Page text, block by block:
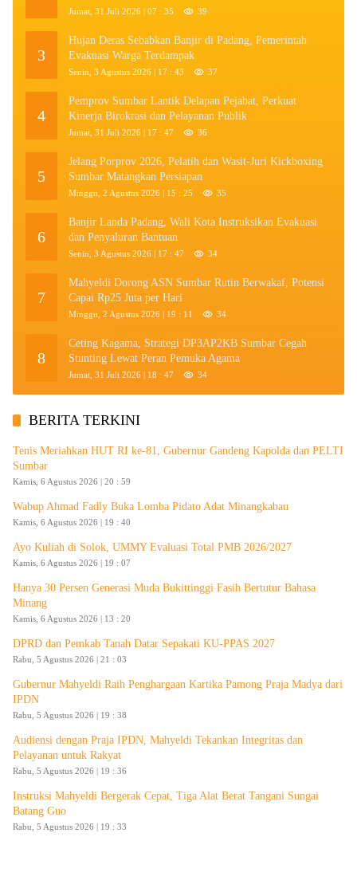
Jumat, 31 Juli 2026 | 07 : 35 39
3
Hujan Deras Sebabkan Banjir di Padang, Pemerintah
Evakuasi Warga Terdampak
Senin, 3 Agustus 2026 | 17 : 43 37
4
Pemprov Sumbar Lantik Delapan Pejabat, Perkuat
Kinerja Birokrasi dan Pelayanan Publik
Jumat, 31 Juli 2026 | 17 : 47 36
5
Jelang Porprov 2026, Pelatih dan Wasit-Juri Kickboxing
Sumbar Matangkan Persiapan
Minggu, 2 Agustus 2026 | 15 : 25 35
6
Banjir Landa Padang, Wali Kota Instruksikan Evakuasi
dan Penyaluran Bantuan
Senin, 3 Agustus 2026 | 17 : 47 34
7
Mahyeldi Dorong ASN Sumbar Rutin Berwakaf, Potensi
Capai Rp25 Juta per Hari
Minggu, 2 Agustus 2026 | 19 : 11 34
8
Ceting Kagama, Strategi DP3AP2KB Sumbar Cegah
Stunting Lewat Peran Pemuka Agama
Jumat, 31 Juli 2026 | 18 : 47 34
BERITA TERKINI
Tenis Meriahkan HUT RI ke-81, Gubernur Gandeng Kapolda dan PELTI
Sumbar
Kamis, 6 Agustus 2026 | 20 : 59
Wabup Ahmad Fadly Buka Lomba Pidato Adat Minangkabau
Kamis, 6 Agustus 2026 | 19 : 40
Ayo Kuliah di Solok, UMMY Evaluasi Total PMB 2026/2027
Kamis, 6 Agustus 2026 | 19 : 07
Hanya 30 Persen Generasi Muda Bukittinggi Fasih Bertutur Bahasa
Minang
Kamis, 6 Agustus 2026 | 13 : 20
DPRD dan Pemkab Tanah Datar Sepakati KU-PPAS 2027
Rabu, 5 Agustus 2026 | 21 : 03
Gubernur Mahyeldi Raih Penghargaan Kartika Pamong Praja Madya dari
IPDN
Rabu, 5 Agustus 2026 | 19 : 38
Audiensi dengan Praja IPDN, Mahyeldi Tekankan Integritas dan
Pelayanan untuk Rakyat
Rabu, 5 Agustus 2026 | 19 : 36
Instruksi Mahyeldi Bergerak Cepat, Tiga Alat Berat Tangani Sungai
Batang Guo
Rabu, 5 Agustus 2026 | 19 : 33